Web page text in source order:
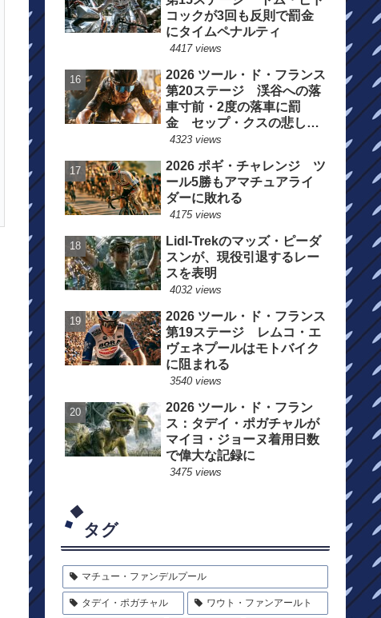
コックが3回も反則で罰金
にタイムペナルティ
4417 views
2026 ツール・ド・フランス
第20ステージ 渓谷への落
車寸前・2度の落車に罰
金 セップ・クスの悲しい
一日
4323 views
2026 ポギ・チャレンジ ツ
ール5勝もアマチュアライ
ダーに敗れる
4175 views
Lidl-Trekのマッズ・ピーダ
スンが、現役引退するレー
スを表明
4032 views
2026 ツール・ド・フランス
第19ステージ レムコ・エ
ヴェネプールはモトバイク
に阻まれる
3540 views
2026 ツール・ド・フラン
ス：タデイ・ポガチャルが
マイヨ・ジョーヌ着用日数
で偉大な記録に
3475 views
タグ
マチュー・ファンデルプール
タデイ・ポガチャル ワウト・ファンアールト